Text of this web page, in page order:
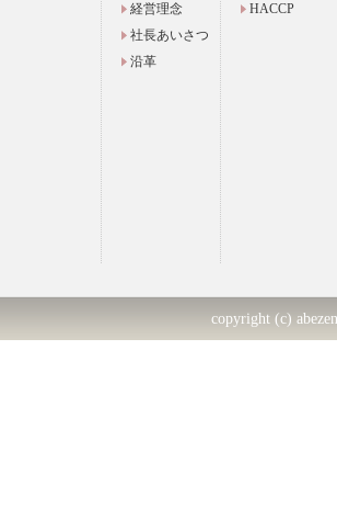
経営理念
社長あいさつ
沿革
HACCP
copyright (c)